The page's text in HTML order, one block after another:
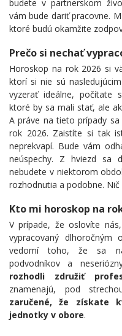
budete v partnerskom
vám bude dariť pracovne.
ktoré budú okamžite
Prečo si nechať
Horoskop na rok 2026 si
ktorí si nie sú
vyzerať ideálne, počítate
ktoré by sa mali stať, ale
A práve na tieto prípady
rok 2026. Zaistíte si tak
neprekvapí. Bude vám
neúspechy. Z hviezd sa
nebudete v niektorom
rozhodnutia a podobne.
Kto mi horoskop na
V prípade, že oslovíte
vypracovaný dlhoročným
vedomí toho, že sa
podvodníkov a
rozhodli združiť
znamenajú, pod
zaručené, že získate
jednotky v obore.